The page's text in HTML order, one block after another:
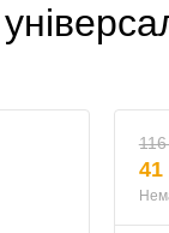
116
41